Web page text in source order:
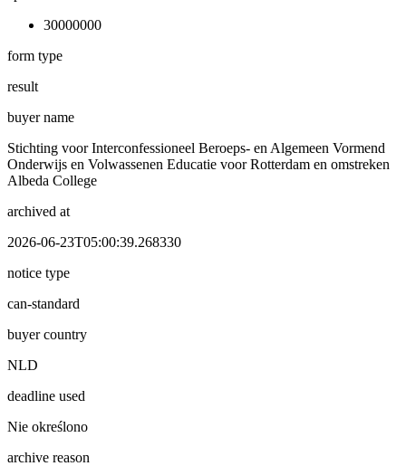
30000000
form type
result
buyer name
Stichting voor Interconfessioneel Beroeps- en Algemeen Vormend
Onderwijs en Volwassenen Educatie voor Rotterdam en omstreken
Albeda College
archived at
2026-06-23T05:00:39.268330
notice type
can-standard
buyer country
NLD
deadline used
Nie określono
archive reason